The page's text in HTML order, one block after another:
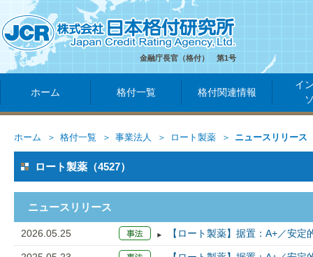
金融庁長官（格付） 第1号
ホーム 格付一覧 格付関連情報
イ
ホーム 格付一覧 事業法人 ロート製薬 ニュースリリース
ロート製薬（4527）
ニュースリリース
2026.05.25 【ロート製薬】据置：A+／安定